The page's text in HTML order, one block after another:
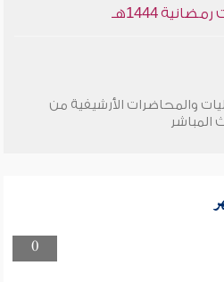
1444هـ
والمحاضرات الأرشيفية من
المباشر
0